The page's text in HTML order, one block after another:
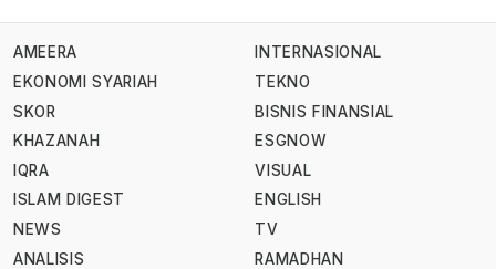
AMEERA
EKONOMI SYARIAH
SKOR
KHAZANAH
IQRA
ISLAM DIGEST
NEWS
ANALISIS
INTERNASIONAL
TEKNO
BISNIS FINANSIAL
ESGNOW
VISUAL
ENGLISH
TV
RAMADHAN